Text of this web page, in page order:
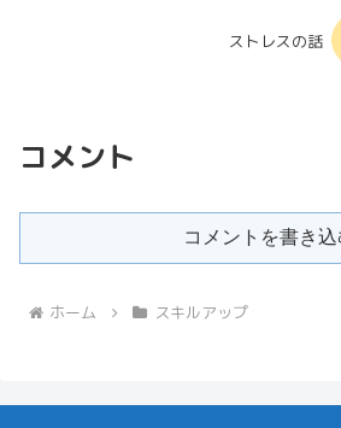
ストレスの話
コメント
コメントを書き込
ホーム スキルアップ